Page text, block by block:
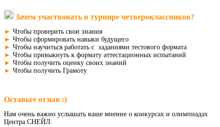
Зачем участвовать в турнире четвероклассников?
► Чтобы проверить свои знания
► Чтобы сформировать навыки будущего
► Чтобы научиться работать с заданиями тестового формата
► Чтобы привыкнуть к формату аттестационных испытаний
► Чтобы получить оценку своих знаний
► Чтобы получить Грамоту
Оставьте отзыв :)
Нам очень важно услышать ваше мнение о конкурсах и олимпиадах
Центра СНЕЙЛ.